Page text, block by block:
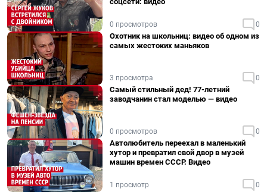
0 просмотров 0
Охотник на школьниц: видео об одном из
самых жестоких маньяков
3 просмотра 0
Самый стильный дед! 77-летний
заводчанин стал моделью — видео
0 просмотров 0
Автолюбитель переехал в маленький
хутор и превратил свой двор в музей
машин времен СССР. Видео
1 просмотр 0